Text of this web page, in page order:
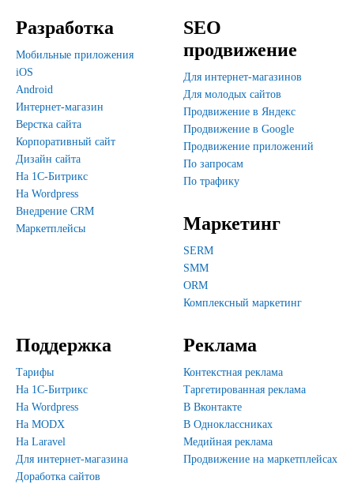
Разработка
Мобильные приложения
iOS
Android
Интернет-магазин
Верстка сайта
Корпоративный сайт
Дизайн сайта
На 1С-Битрикс
На Wordpress
Внедрение CRM
Маркетплейсы
SEO
продвижение
Для интернет-магазинов
Для молодых сайтов
Продвижение в Яндекс
Продвижение в Google
Продвижение приложений
По запросам
По трафику
Маркетинг
SERM
SMM
ORM
Комплексный маркетинг
Поддержка
Тарифы
На 1С-Битрикс
На Wordpress
На MODX
На Laravel
Для интернет-магазина
Доработка сайтов
Реклама
Контекстная реклама
Таргетированная реклама
В Вконтакте
В Одноклассниках
Медийная реклама
Продвижение на маркетплейсах